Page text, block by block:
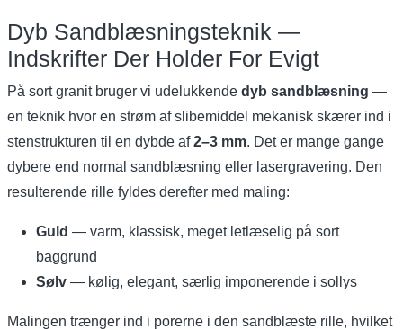
Dyb Sandblæsningsteknik —
Indskrifter Der Holder For Evigt
På sort granit bruger vi udelukkende dyb sandblæsning —
en teknik hvor en strøm af slibemiddel mekanisk skærer ind i
stenstrukturen til en dybde af2–3 mm. Det er mange gange
dybere end normal sandblæsning eller lasergravering. Den
resulterende rille fyldes derefter med maling:
Guld — varm, klassisk, meget letlæselig på sort
baggrund
Sølv — kølig, elegant, særlig imponerende i sollys
Malingen trænger ind i porerne i den sandblæste rille, hvilket